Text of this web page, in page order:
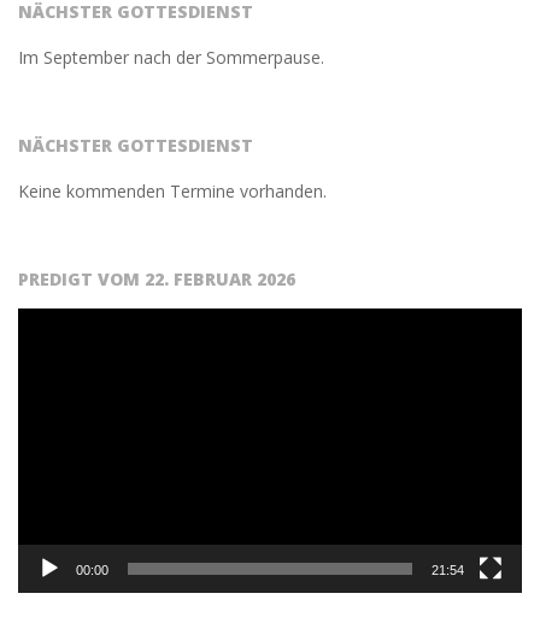
NÄCHSTER GOTTESDIENST
Im September nach der Sommerpause.
NÄCHSTER GOTTESDIENST
Keine kommenden Termine vorhanden.
PREDIGT VOM 22. FEBRUAR 2026
00:00 21:54